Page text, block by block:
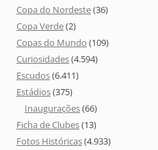
Copa do Nordeste(36)
Copa Verde(2)
Copas do Mundo (109)
Curiosidades(4.594)
Escudos(6.411)
Estádios(375)
Inaugurações(66)
Ficha de Clubes(13)
Fotos Históricas(4.933)